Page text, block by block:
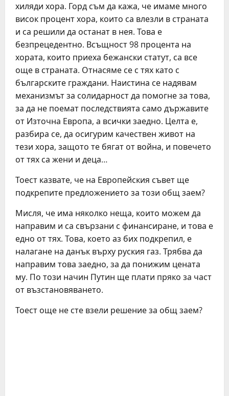
хиляди хора. Горд съм да кажа, че имаме много
висок процент хора, които са влезли в страната
и са решили да останат в нея. Това е
безпрецедентно. Всъщност 98 процента на
хората, които приеха бежански статут, са все
още в страната. Отнасяме се с тях като с
българските граждани. Наистина се надявам
механизмът за солидарност да помогне за това,
за да не поемат последствията само държавите
от Източна Европа, а всички заедно. Целта е,
разбира се, да осигурим качествен живот на
тези хора, защото те бягат от война, и повечето
от тях са жени и деца…
Тоест казвате, че на Европейския съвет ще
подкрепите предложението за този общ заем?
Мисля, че има няколко неща, които можем да
направим и са свързани с финансиране, и това е
едно от тях. Това, което аз бих подкрепил, е
налагане на данък върху руския газ. Трябва да
направим това заедно, за да понижим цената
му. По този начин Путин ще плати пряко за част
от възстановяването.
Тоест още не сте взели решение за общ заем?